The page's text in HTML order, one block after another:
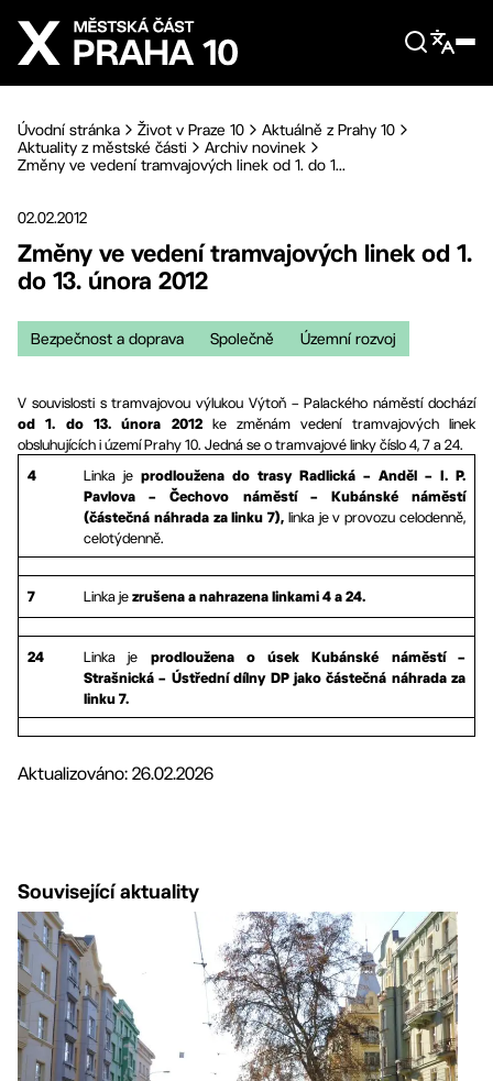
Přejít na hlavní obsah
Úvodní stránka Život v Praze 10
Aktuálně z Prahy 10
Aktuality z městské části
Archiv novinek
Změny ve vedení tramvajových linek od 1. do 1...
02.02.2012
Změny ve vedení tramvajových linek od 1.
do 13. února 2012
Bezpečnost a doprava Společně Územní rozvoj
V souvislosti s tramvajovou výlukou Výtoň – Palackého náměstí dochází
od 1. do 13. února 2012ke změnám vedení tramvajových linek
obsluhujících i území Prahy 10. Jedná se o tramvajové linky číslo 4, 7 a 24.
4 Linka je
prodloužena do trasy Radlická – Anděl – I. P.
Pavlova – Čechovo náměstí – Kubánské náměstí
(částečná náhrada za linku 7), linka je v provozu celodenně,
celotýdenně.
7 Linka je zrušena a nahrazena linkami 4 a 24.
24 Linka je
prodloužena o úsek Kubánské náměstí –
Strašnická – Ústřední dílny DP jako částečná náhrada za
linku 7.
Aktualizováno: 26.02.2026
Související aktuality